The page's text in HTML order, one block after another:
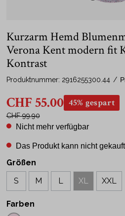
Kurzarm Hemd
Verona Kent modern fit
Kontrast
Produktnummer: 2916255300.44 /
CHF 55.00 45% gespart
CHF 99.90
Nicht mehr verfügbar
Das Produkt kann nicht
Größen
L
M
S XL XXL
Farben